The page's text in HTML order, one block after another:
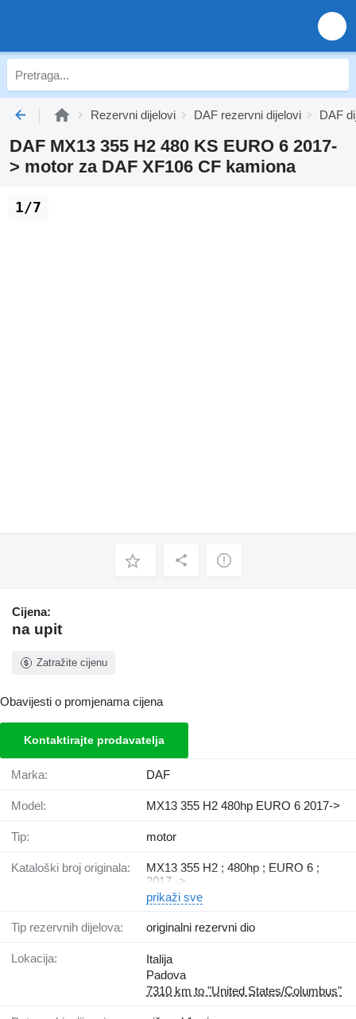
Rezervni dijelovi DAF rezervni dijelovi DAF
DAF MX13 355 H2 480 KS EURO 6 2017-
> motor za DAF XF106 CF kamiona
1/7
Cijena:
na upit
Zatražite cijenu
Obavijesti o promjenama cijena
Kontaktirajte prodavatelja
Marka: DAF
Model: MX13 355 H2 480hp EURO 6 2017->
Tip: motor
Kataloški broj originala:
MX13 355 H2 ; 480hp ; EURO 6 ;
2017 ->
prikaži sve
Tip rezervnih dijelova: originalni rezervni dio
Lokacija:
Italija
Padova
7310 km to "United States/Columbus"